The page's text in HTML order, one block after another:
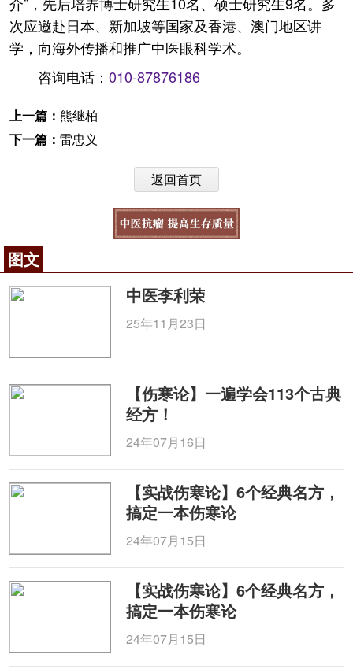
次应邀赴日本、新加坡等国家及香港、澳门地区讲
学，向海外传播和推广中医眼科学术。
咨询电话： 010-87876186
上一篇： 熊继柏
下一篇： 雷忠义
返回首页
图文
中医李利荣
25年11月23日
【伤寒论】一遍学会113个古典
经方！
24年07月16日
【实战伤寒论】6个经典名方，
搞定一本伤寒论
24年07月15日
【实战伤寒论】6个经典名方，
搞定一本伤寒论
24年07月15日